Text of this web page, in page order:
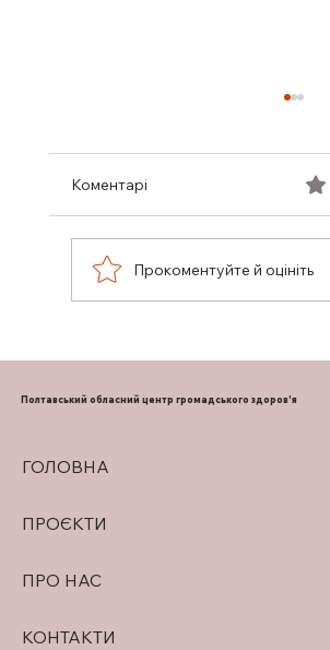
Коментарі
Прокоментуйте й оцініть
ГОЛОВНА
ПРОЄКТИ
ПРО НАС
КОНТАКТИ
Полтавський обласний центр громадського здоров'я